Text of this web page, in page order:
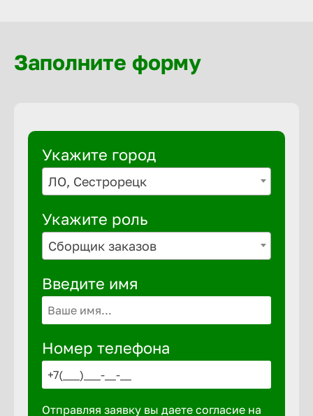
Заполните форму
Укажите город
ЛО, Сестрорецк
Укажите роль
Сборщик заказов
Введите имя
Номер телефона
Отправляя заявку вы даете согласие на